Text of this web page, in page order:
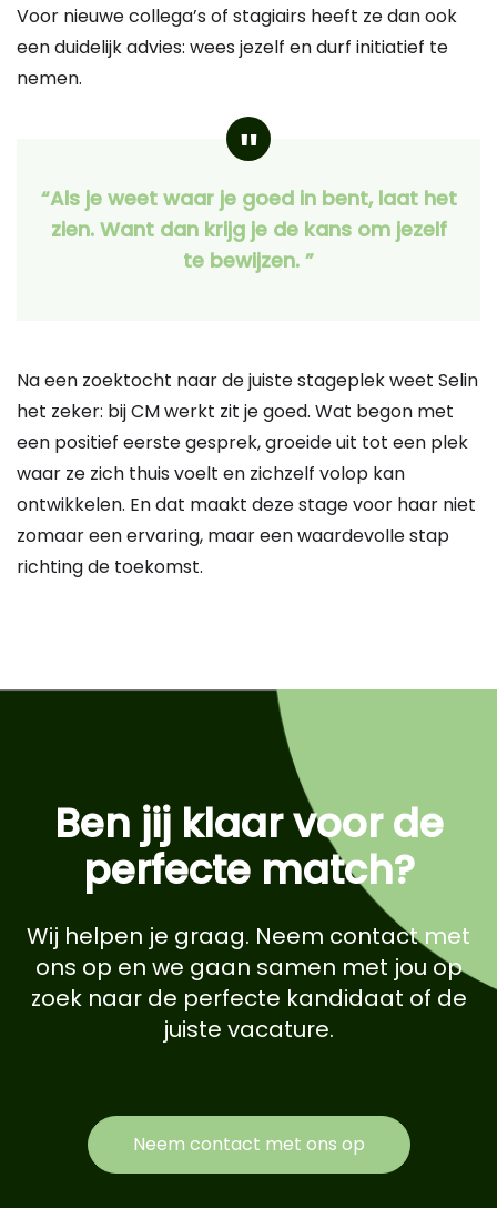
Voor nieuwe collega’s of stagiairs heeft ze dan ook
een duidelijk advies: wees jezelf en durf initiatief te
nemen.
“Als je weet waar je goed in bent, laat het
zien. Want dan krijg je de kans om jezelf
te bewijzen. ”
Na een zoektocht naar de juiste stageplek weet Selin
het zeker: bij CM werkt zit je goed. Wat begon met
een positief eerste gesprek, groeide uit tot een plek
waar ze zich thuis voelt en zichzelf volop kan
ontwikkelen. En dat maakt deze stage voor haar niet
zomaar een ervaring, maar een waardevolle stap
richting de toekomst.
Ben jij klaar voor de
perfecte match?
Wij helpen je graag. Neem contact met
ons op en we gaan samen met jou op
zoek naar de perfecte kandidaat of de
juiste vacature.
Neem contact met ons op